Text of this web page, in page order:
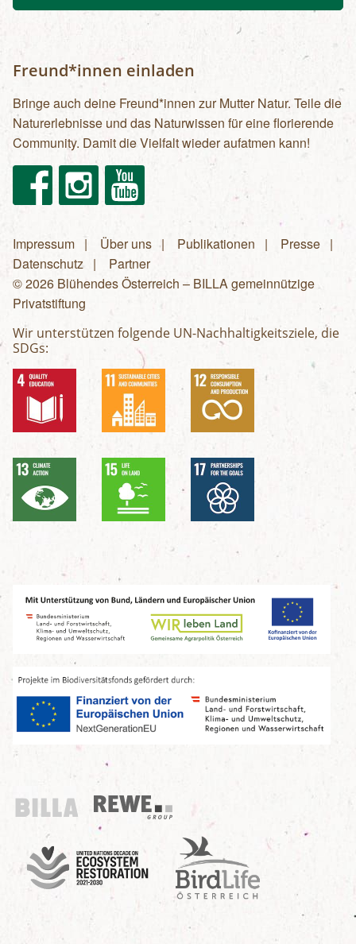
Freund*innen einladen
Bringe auch deine Freund*innen zur Mutter Natur. Teile die
Naturerlebnisse und das Naturwissen für eine florierende
Community. Damit die Vielfalt wieder aufatmen kann!
FacebookInstagram Youtube
Fußzeilenmenü
Impressum Über uns Publikationen
Presse
Datenschutz
Partner
© 2026 Blühendes Österreich – BILLA gemeinnützige
Privatstiftung
Wir unterstützen folgende UN-Nachhaltigkeitsziele, die
SDGs:
Billa
REWE Group
UN Decade
Birdlife